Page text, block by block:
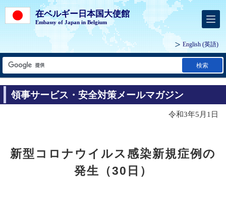
在ベルギー日本国大使館
Embassy of Japan in Belgium
English (英語)
検索
領事サービス・安全対策メールマガジン
令和3年5月1日
新型コロナウイルス感染新規症例の
発生（30日）